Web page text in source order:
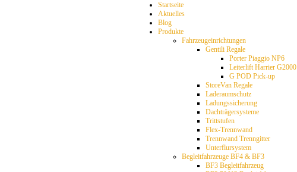
Startseite
Aktuelles
Blog
Produkte
Fahrzeugeinrichtungen
Gentili Regale
Porter Piaggio NP6
Leiterlift Harrier G2000
G POD Pick-up
StoreVan Regale
Laderaumschutz
Ladungssicherung
Dachträgersysteme
Trittstufen
Flex-Trennwand
Trennwand Trenngitter
Unterflursystem
Begleitfahrzeuge BF4 & BF3
BF3 Begleitfahrzeug